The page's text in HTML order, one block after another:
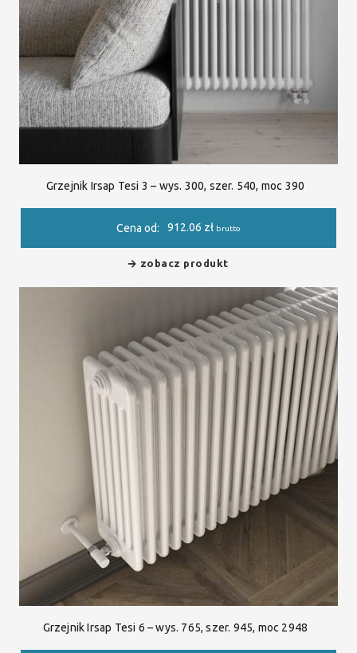
Grzejnik Irsap Tesi 3 – wys. 300, szer. 540, moc 390
Cena od: 912.06 zł brutto
zobacz produkt
Grzejnik Irsap Tesi 6 – wys. 765, szer. 945, moc 2948